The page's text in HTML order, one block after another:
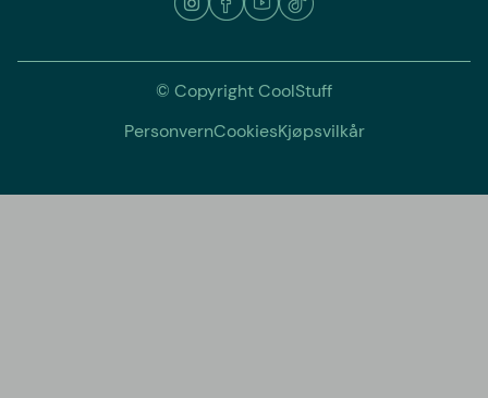
© Copyright CoolStuff
PersonvernCookiesKjøpsvilkår